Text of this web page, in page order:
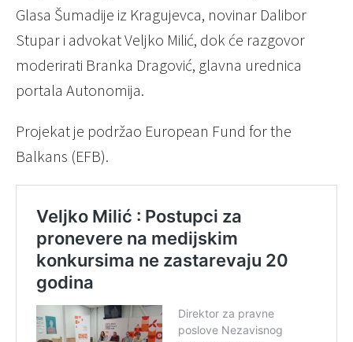
Glasa Šumadije iz Kragujevca, novinar Dalibor
Stupar i advokat Veljko Milić, dok će razgovor
moderirati Branka Dragović, glavna urednica
portala Autonomija.
Projekat je podržao European Fund for the
Balkans (EFB).